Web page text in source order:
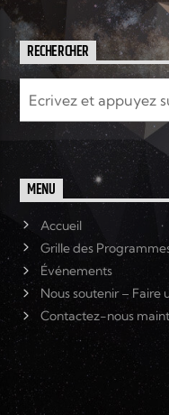
RECHERCHER
MENU
Accueil
Grille des
Événements
Nous soutenir – Faire
Contactez-nous